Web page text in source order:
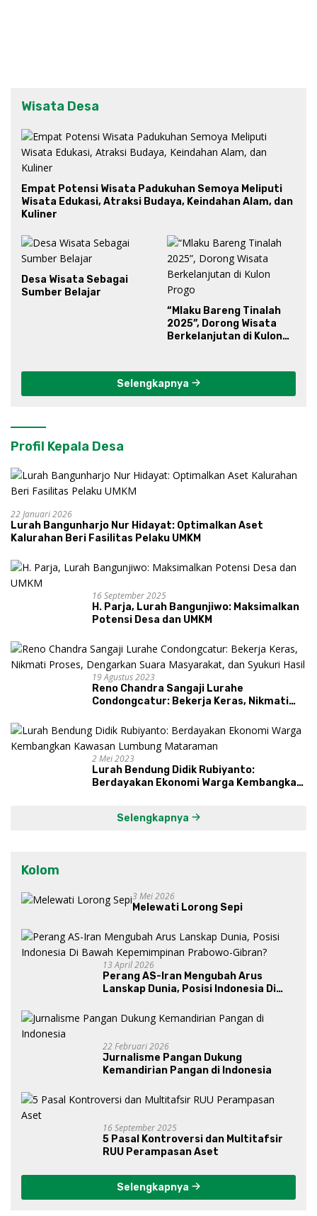
Wisata Desa
Empat Potensi Wisata Padukuhan Semoya Meliputi
Wisata Edukasi, Atraksi Budaya, Keindahan Alam, dan
Kuliner
Desa Wisata Sebagai
Sumber Belajar
“Mlaku Bareng Tinalah
2025”, Dorong Wisata
Berkelanjutan di Kulon
Selengkapnya
Profil Kepala Desa
22 Januari 2026
Lurah Bangunharjo Nur Hidayat: Optimalkan Aset
Kalurahan Beri Fasilitas Pelaku UMKM
16 September 2025
H. Parja, Lurah Bangunjiwo: Maksimalkan
Potensi Desa dan UMKM
19 Agustus 2023
Reno Chandra Sangaji Lurahe
Condongcatur: Bekerja Keras, Nikmati
dan Syukuri Hasil
2 Mei 2023
Lurah Bendung Didik Rubiyanto:
Berdayakan Ekonomi Warga Kembangkan
Selengkapnya
Kolom
3 Mei 2026
Melewati Lorong Sepi
13 April 2026
Perang AS-Iran Mengubah Arus
Lanskap Dunia, Posisi Indonesia Di
Gibran?
22 Februari 2026
Jurnalisme Pangan Dukung
Kemandirian Pangan di Indonesia
16 September 2025
5 Pasal Kontroversi dan Multitafsir
RUU Perampasan Aset
Selengkapnya